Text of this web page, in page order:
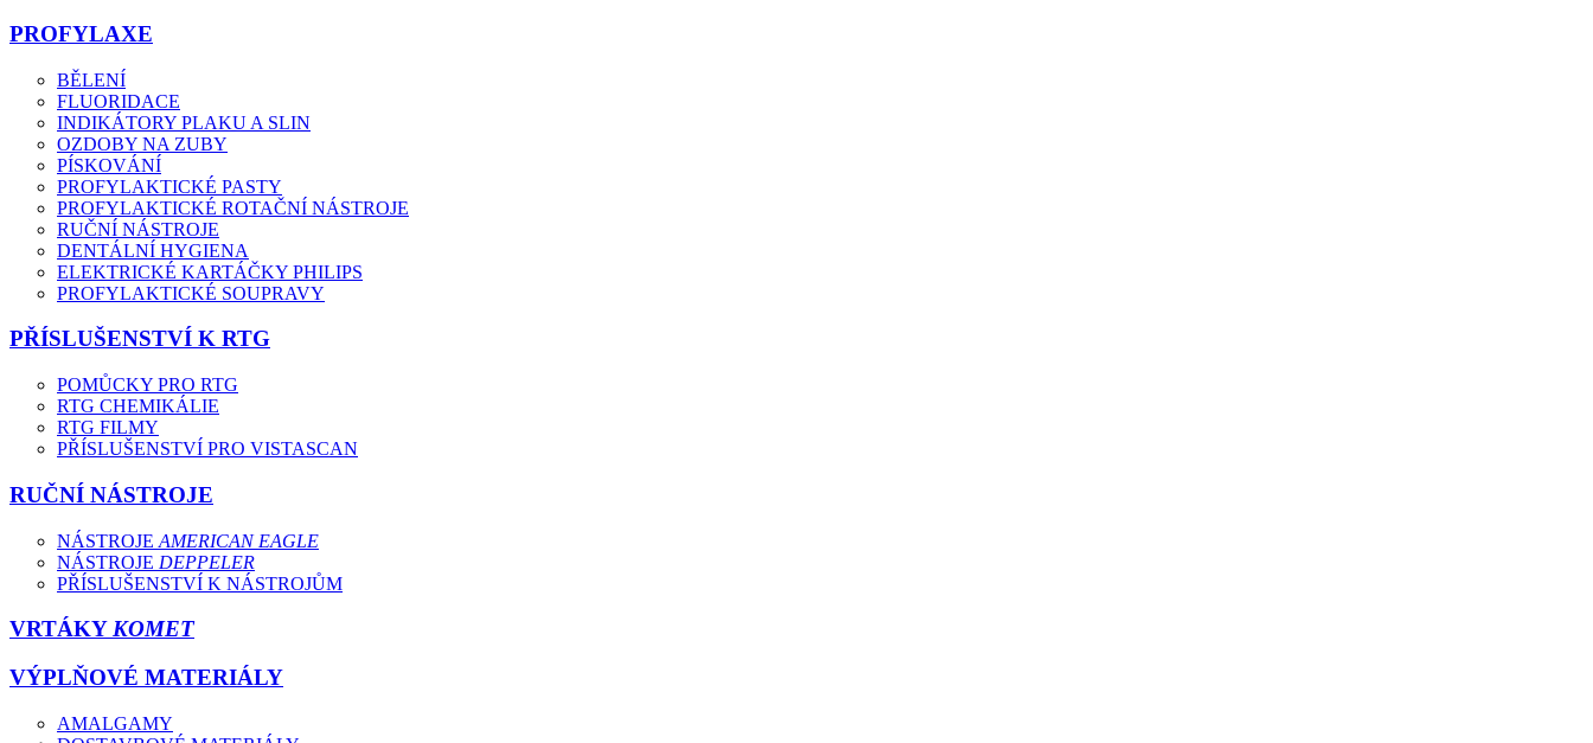
PROFYLAXE
BĚLENÍ
FLUORIDACE
INDIKÁTORY PLAKU A SLIN
OZDOBY NA ZUBY
PÍSKOVÁNÍ
PROFYLAKTICKÉ PASTY
PROFYLAKTICKÉ ROTAČNÍ NÁSTROJE
RUČNÍ NÁSTROJE
DENTÁLNÍ HYGIENA
ELEKTRICKÉ KARTÁČKY PHILIPS
PROFYLAKTICKÉ SOUPRAVY
PŘÍSLUŠENSTVÍ K RTG
POMŮCKY PRO RTG
RTG CHEMIKÁLIE
RTG FILMY
PŘÍSLUŠENSTVÍ PRO VISTASCAN
RUČNÍ NÁSTROJE
NÁSTROJE AMERICAN EAGLE
NÁSTROJE DEPPELER
PŘÍSLUŠENSTVÍ K NÁSTROJŮM
VRTÁKYKOMET
VÝPLŇOVÉ MATERIÁLY
AMALGAMY